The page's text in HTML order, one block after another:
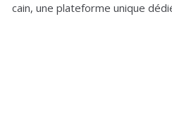
cain, une pla­te­forme unique